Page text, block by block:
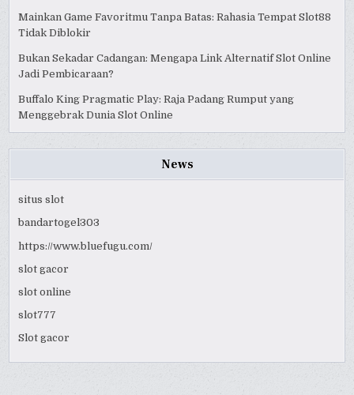
Mainkan Game Favoritmu Tanpa Batas: Rahasia Tempat Slot88
Tidak Diblokir
Bukan Sekadar Cadangan: Mengapa Link Alternatif Slot Online
Jadi Pembicaraan?
Buffalo King Pragmatic Play: Raja Padang Rumput yang
Menggebrak Dunia Slot Online
News
situs slot
bandartogel303
https://www.bluefugu.com/
slot gacor
slot online
slot777
Slot gacor